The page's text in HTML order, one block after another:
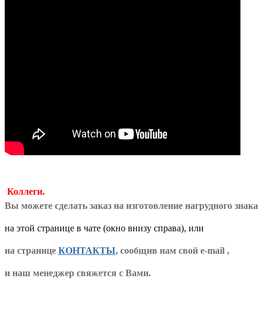
Коллеги.
Вы можете сделать заказ на изготовление нагрудного знака
на этой странице в чате (окно внизу справа), или
на странице КОНТАКТЫ, сообщив нам свой e-mail ,
и наш менеджер свяжется с Вами.